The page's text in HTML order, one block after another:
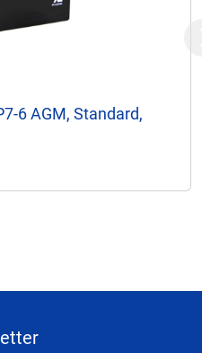
6 AGM, Standard,